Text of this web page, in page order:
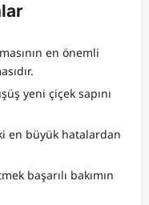
en önemli
yeni çiçek sapını
en büyük hatalardan
başarılı bakımın